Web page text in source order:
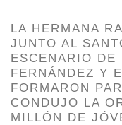
LA HERMANA
JUNTO AL
ESCENARIO
FERNÁNDEZ Y
FORMARON
CONDUJO LA
MILLÓN DE